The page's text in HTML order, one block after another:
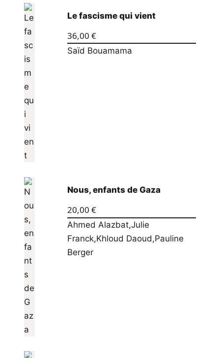
Le fascisme qui vient
36,00 €
Saïd Bouamama
Nous, enfants de Gaza
20,00 €
Ahmed Alazbat,Julie
Franck,Khloud Daoud,Pauline
Berger